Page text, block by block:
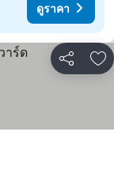
ดูราคา
แชร์ เ